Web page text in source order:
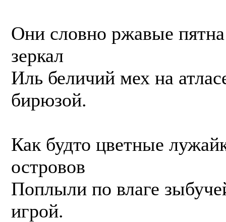
Они словно ржавые
зеркал
Иль беличий мех на
бирюзой.
Как будто цветные
островов
Поплыли по влаге
игрой.